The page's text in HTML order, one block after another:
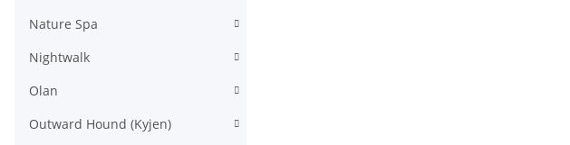
Nature Spa
Nightwalk
Olan
Outward Hound (Kyjen)